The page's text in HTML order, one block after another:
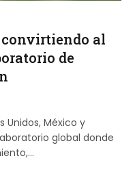
convirtiendo al
de
Unidos, México y
global donde